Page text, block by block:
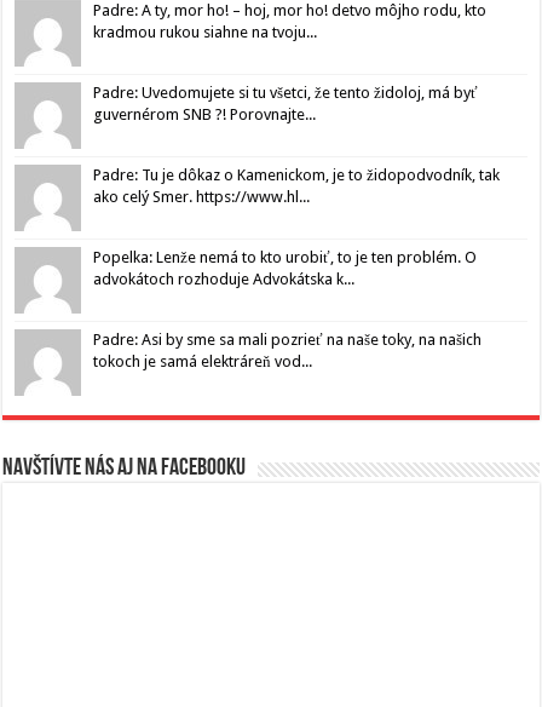
Padre: A ty, mor ho! – hoj, mor ho! detvo môjho rodu, kto
kradmou rukou siahne na tvoju...
Padre: Uvedomujete si tu všetci, že tento židoloj, má byť
guvernérom SNB ?! Porovnajte...
Padre: Tu je dôkaz o Kamenickom, je to židopodvodník, tak
ako celý Smer. https://www.hl...
Popelka: Lenže nemá to kto urobiť, to je ten problém. O
advokátoch rozhoduje Advokátska k...
Padre: Asi by sme sa mali pozrieť na naše toky, na našich
tokoch je samá elektráreň vod...
Navštívte nás aj na Facebooku